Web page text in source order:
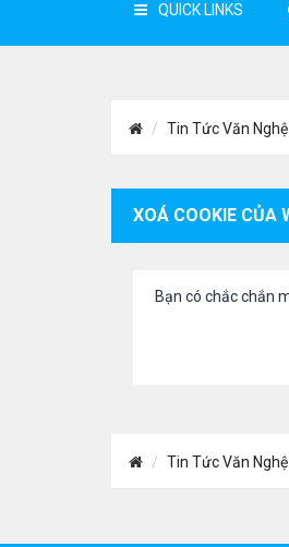
QUICK LINKS
Tin Tức Văn
XOÁ COOKIE CỦA
Bạn có chắc chắn
Tin Tức Văn